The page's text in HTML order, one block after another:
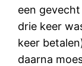
een
drie keer
keer
daarna